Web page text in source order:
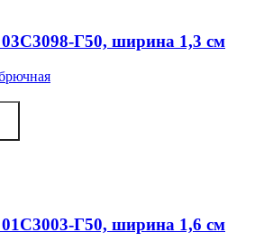
Г50, ширина 1,3 см
Г50, ширина 1,6 см